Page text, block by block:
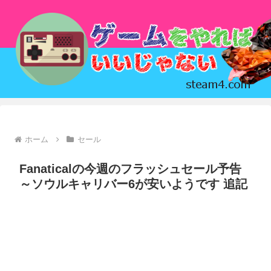
ホーム セール
Fanaticalの今週のフラッシュセール予告
～ソウルキャリバー6が安いようです 追記